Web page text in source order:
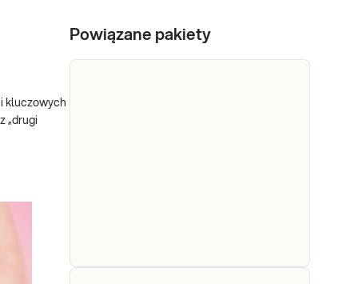
kluczowych
„drugi
Powiązane pakiety